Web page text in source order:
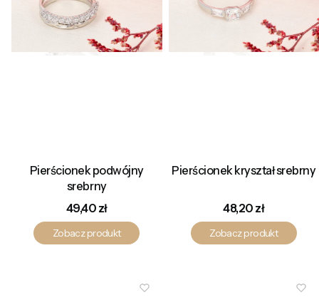
Pierścionek podwójny
srebrny
Cena
49,40 zł
Zobacz produkt
Pierścionek kryształ srebrny
Cena
48,20 zł
Zobacz produkt